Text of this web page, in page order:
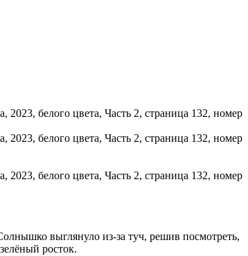
выглянуло из-за туч, решив посмотреть,
росток.